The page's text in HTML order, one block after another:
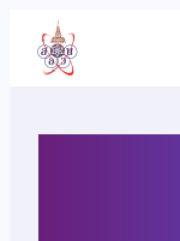
เนื้อหา